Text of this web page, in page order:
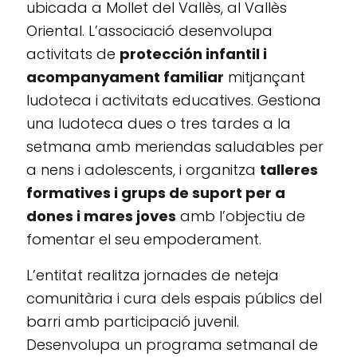
ubicada a Mollet del Vallès, al Vallès
Oriental. L’associació desenvolupa
activitats de protección infantil i
acompanyament familiar mitjançant
ludoteca i activitats educatives. Gestiona
una ludoteca dues o tres tardes a la
setmana amb meriendas saludables per
a nens i adolescents, i organitza talleres
formatives i grups de suport per a
dones i mares joves amb l’objectiu de
fomentar el seu empoderament.
L’entitat realitza jornades de neteja
comunitària i cura dels espais públics del
barri amb participació juvenil.
Desenvolupa un programa setmanal de